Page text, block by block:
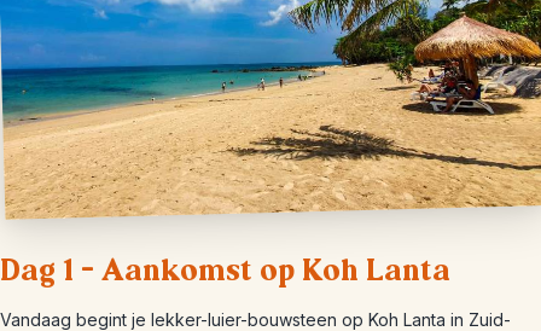
Dag 1 – Aankomst op Koh Lanta
Vandaag begint je lekker-luier-bouwsteen op Koh Lanta in Zuid-